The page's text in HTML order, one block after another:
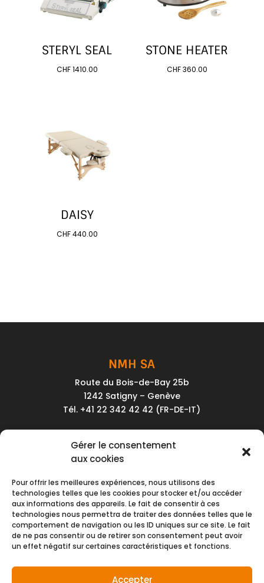
Gérer le consentement
aux cookies
Pour offrir les meilleures expériences, nous utilisons des
technologies telles que les cookies pour stocker et/ou accéder
aux informations des appareils. Le fait de consentir à ces
technologies nous permettra de traiter des données telles que le
comportement de navigation ou les ID uniques sur ce site. Le fait
de ne pas consentir ou de retirer son consentement peut avoir
un effet négatif sur certaines caractéristiques et fonctions.
Accepter
STERYL SEAL
CHF1410.00
STONE HEATER
CHF360.00
DAISY
CHF440.00
NMH SA
Route du Bois-de-Bay 25b
1242 Satigny – Genève
Tél. +41 22 342 42 42 (FR-DE-IT)
Service client
Conditions générales de vente
Impressum
Nous contacter
Moyens de paiement